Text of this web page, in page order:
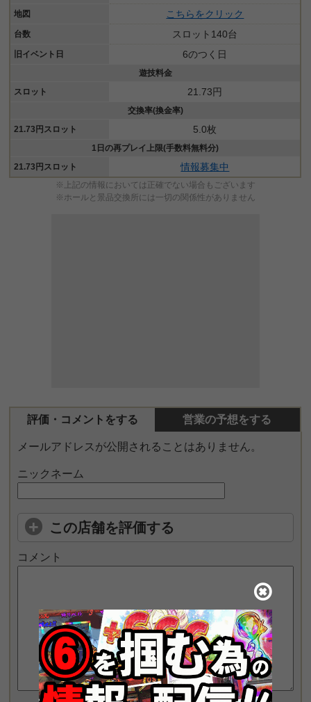
地図 こちらをクリック
台数 スロット140台
旧イベント日 6のつく日
遊技料金
スロット
21.73円
交換率(換金率)
21.73円スロット
5.0枚
1日の再プレイ上限(手数料無料分)
21.73円スロット
情報募集中
※上記の情報においては正確でない場合もございます
※ホールと景品交換所には一切の関係性がありません
評価・コメントをする 営業の予想をする
メールアドレスが公開されることはありません。
ニックネーム
この店舗を評価する
コメント